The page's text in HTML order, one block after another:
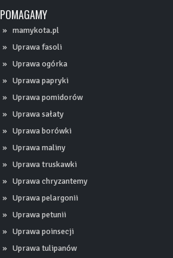
POMAGAMY
mamykota.pl
Uprawa fasoli
Uprawa ogórka
Uprawa papryki
Uprawa pomidorów
Uprawa sałaty
Uprawa borówki
Uprawa maliny
Uprawa truskawki
Uprawa chryzantemy
Uprawa pelargonii
Uprawa petunii
Uprawa poinsecji
Uprawa tulipanów